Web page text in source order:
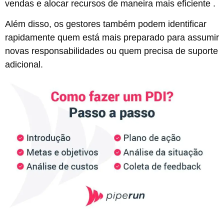
vendas e alocar recursos de maneira mais eficiente .
Além disso, os gestores também podem identificar
rapidamente quem está mais preparado para assumir
novas responsabilidades ou quem precisa de suporte
adicional.